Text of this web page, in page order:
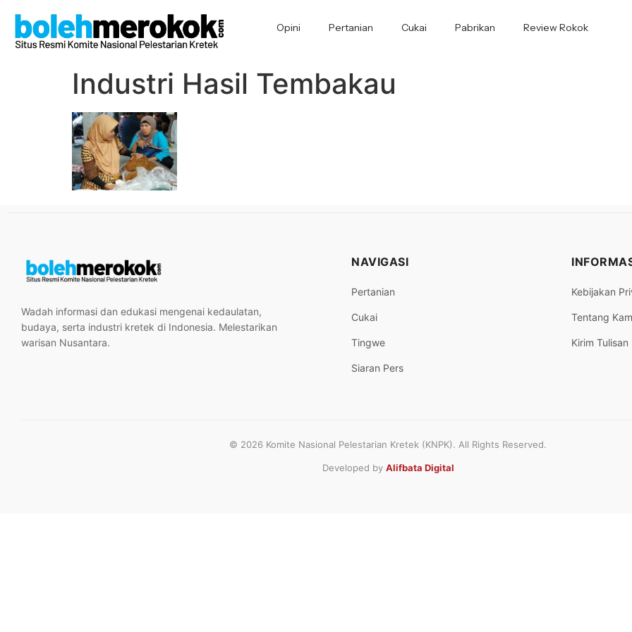
Opini Pertanian Cukai Pabrikan Review Rokok
Industri Hasil Tembakau
Wadah informasi dan edukasi mengenai kedaulatan,
budaya, serta industri kretek di Indonesia. Melestarikan
warisan Nusantara.
NAVIGASI
Pertanian
Cukai
Tingwe
Siaran Pers
Kebijakan
Tentang
Kirim Tulisan
© 2026 Komite Nasional Pelestarian Kretek (KNPK). All Rights Reserved.
Developed by Alifbata Digital